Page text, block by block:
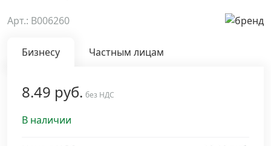
Уценка
Анкерная техника
Дюбельная техника
Арт.: B006260
Бизнесу Частным лицам
8.49 руб. без НДС
В наличии